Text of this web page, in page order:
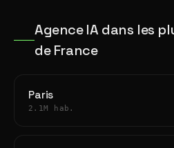
Agence IA dans les
de France
Paris
2.1M hab.